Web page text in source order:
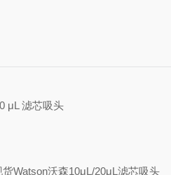
μL 滤芯吸头